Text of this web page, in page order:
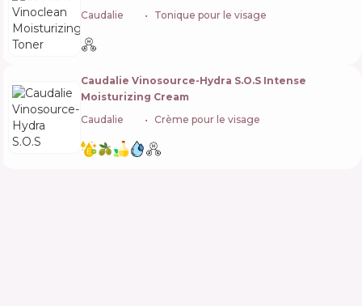
Caudalie
Tonique pour le visage
Caudalie Vinosource-Hydra S.O.S Intense
Moisturizing Cream
Caudalie
Crème pour le visage